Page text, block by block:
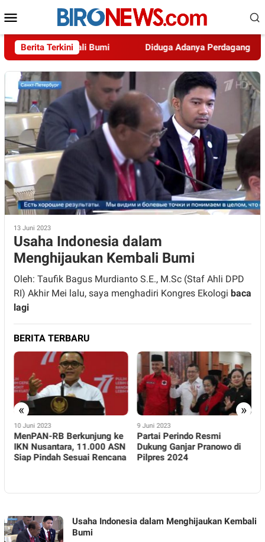
ke
kontenMobile
Berita Terkini
Kembali Bumi Diduga Adanya Perdagangan Orang,
13 Juni 2023
Usaha Indonesia dalam
Menghijaukan Kembali Bumi
Oleh: Taufik Bagus Murdianto S.E., M.Sc (Staf Ahli DPD
RI) Akhir Mei lalu, saya menghadiri Kongres Ekologi baca
lagi
BERITA TERBARU
« »
10 Juni 2023
MenPAN-RB Berkunjung ke
IKN Nusantara, 11.000 ASN
Siap Pindah Sesuai Rencana
9 Juni 2023
Partai Perindo Resmi
Dukung Ganjar Pranowo di
Pilpres 2024
BIRONEWS.COM
|
Usaha Indonesia dalam Menghijaukan Kembali
Bumi